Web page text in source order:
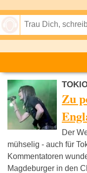
Zu
Der
mühselig - auch für
Kommentatoren
Magdeburger in den